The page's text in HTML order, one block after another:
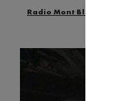
Radio Mont Blanc